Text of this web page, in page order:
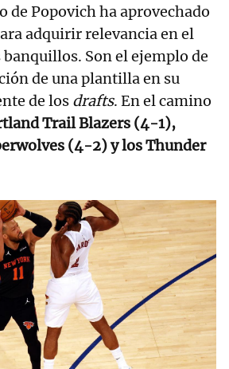
Popovich ha aprovechado
adquirir relevancia en el
Son el ejemplo de
de una plantilla en su
de los drafts. En el camino
Trail Blazers (4-1),
(4-2) y los Thunder